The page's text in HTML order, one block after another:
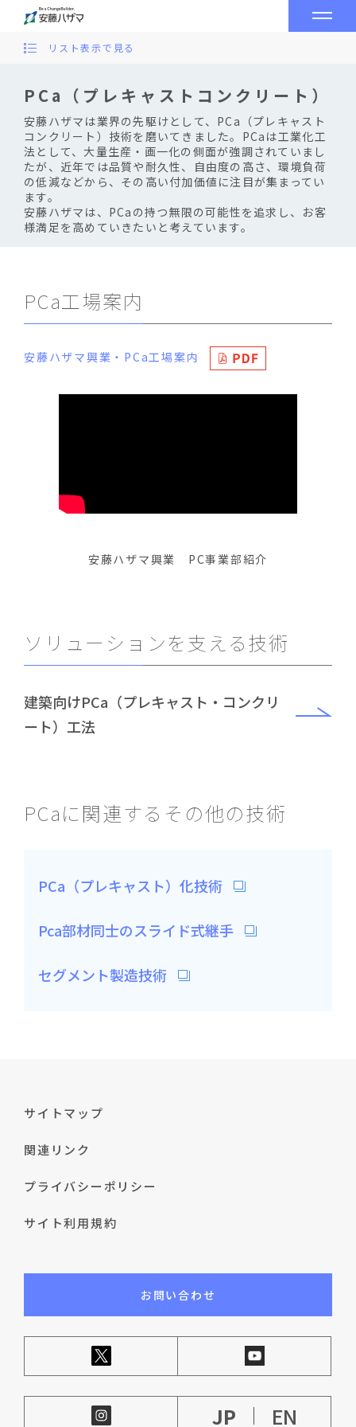
PCa（プレキャストコンクリート）
安藤ハザマは業界の先駆けとして、PCa（プレキャスト
コンクリート）技術を磨いてきました。PCaは工業化工
法として、大量生産・画一化の側面が強調されていまし
たが、近年では品質や耐久性、自由度の高さ、環境負荷
の低減などから、その高い付加価値に注目が集まってい
ます。
安藤ハザマは、PCaの持つ無限の可能性を追求し、お客
様満足を高めていきたいと考えています。
リスト表示で見る
PCa工場案内
安藤ハザマ興業・PCa工場案内
安藤ハザマ興業 PC事業部紹介
ソリューションを支える技術
建築向けPCa（プレキャスト・コンクリ
ート）工法
PCaに関連するその他の技術
PCa（プレキャスト）化技術
Pca部材同士のスライド式継手
セグメント製造技術
サイトマップ
関連リンク
プライバシーポリシー
サイト利用規約
お問い合わせ
JP EN